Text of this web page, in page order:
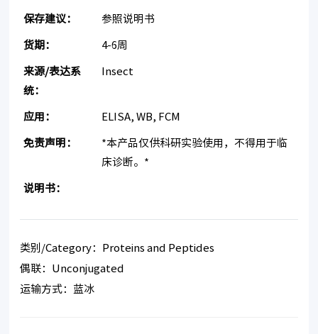
保存建议： 参照说明书
货期： 4-6周
来源/表达系
统：
Insect
应用： ELISA, WB, FCM
免责声明：
*本产品仅供科研实验使用，不得用于临
床诊断。*
说明书：
类别/Category：Proteins and Peptides
偶联：Unconjugated
运输方式：蓝冰